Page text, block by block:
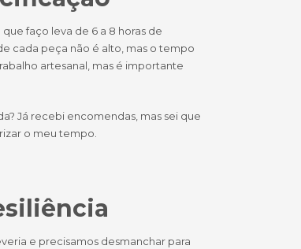
faço leva de 6 a 8 horas de
cada peça não é alto, mas o tempo
artesanal, mas é importante
Já recebi encomendas, mas sei que
o meu tempo.
e precisamos desmanchar para